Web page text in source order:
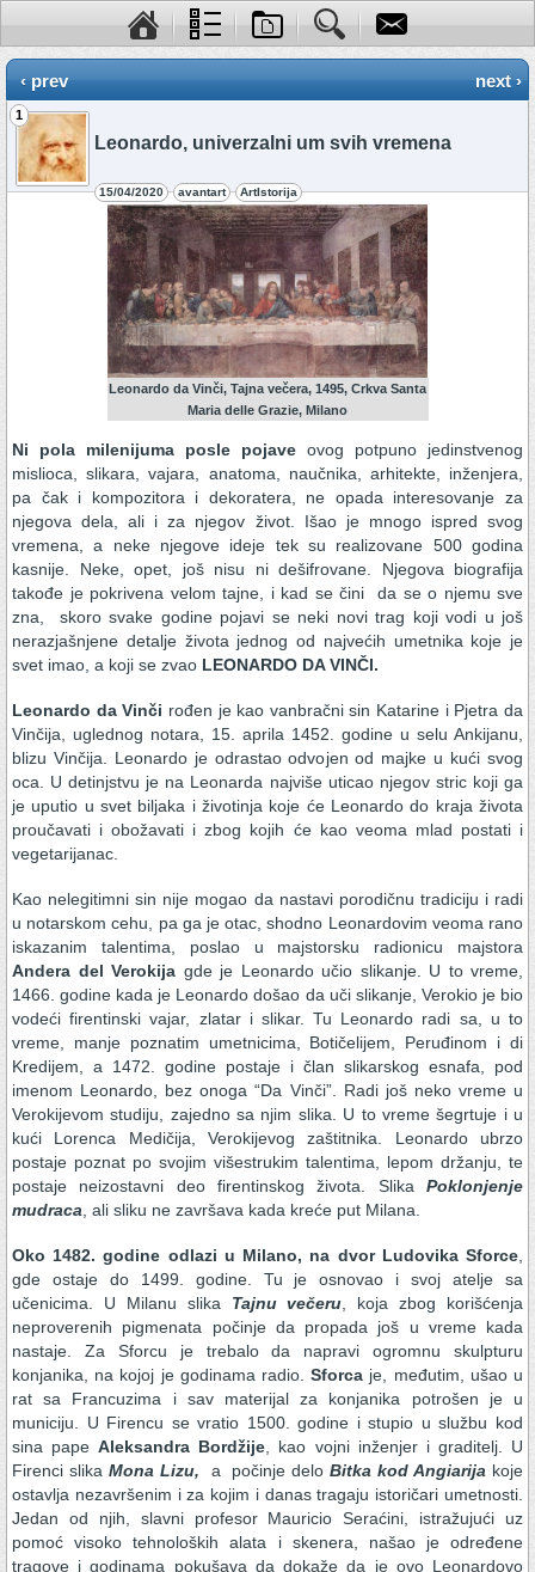
‹ prev next ›
1
Leonardo, univerzalni um svih vremena
15/04/2020 avantart ArtIstorija
Leonardo da Vinči, Tajna večera, 1495, Crkva Santa
Maria delle Grazie, Milano
Ni pola milenijuma posle pojave ovog potpuno jedinstvenog
mislioca, slikara, vajara, anatoma, naučnika, arhitekte, inženjera,
pa čak i kompozitora i dekoratera, ne opada interesovanje za
njegova dela, ali i za njegov život. Išao je mnogo ispred svog
vremena, a neke njegove ideje tek su realizovane 500 godina
kasnije. Neke, opet, još nisu ni dešifrovane. Njegova biografija
takođe je pokrivena velom tajne, i kad se čini da se o njemu sve
zna, skoro svake godine pojavi se neki novi trag koji vodi u još
nerazjašnjene detalje života jednog od najvećih umetnika koje je
svet imao, a koji se zvao LEONARDO DA VINČI.
Leonardo da Vinči rođen je kao vanbračni sin Katarine i Pjetra da
Vinčija, uglednog notara, 15. aprila 1452. godine u selu Ankijanu,
blizu Vinčija. Leonardo je odrastao odvojen od majke u kući svog
oca. U detinjstvu je na Leonarda najviše uticao njegov stric koji ga
je uputio u svet biljaka i životinja koje će Leonardo do kraja života
proučavati i obožavati i zbog kojih će kao veoma mlad postati i
vegetarijanac.
Kao nelegitimni sin nije mogao da nastavi porodičnu tradiciju i radi
u notarskom cehu, pa ga je otac, shodno Leonardovim veoma rano
iskazanim talentima, poslao u majstorsku radionicu majstora
Andera del Verokija gde je Leonardo učio slikanje. U to vreme,
1466. godine kada je Leonardo došao da uči slikanje, Verokio je bio
vodeći firentinski vajar, zlatar i slikar. Tu Leonardo radi sa, u to
vreme, manje poznatim umetnicima, Botičelijem, Peruđinom i di
Kredijem, a 1472. godine postaje i član slikarskog esnafa, pod
imenom Leonardo, bez onoga “Da Vinči”. Radi još neko vreme u
Verokijevom studiju, zajedno sa njim slika. U to vreme šegrtuje i u
kući Lorenca Medičija, Verokijevog zaštitnika. Leonardo ubrzo
postaje poznat po svojim višestrukim talentima, lepom držanju, te
postaje neizostavni deo firentinskog života. Slika Poklonjenje
mudraca , ali sliku ne završava kada kreće put Milana.
Oko 1482. godine odlazi u Milano, na dvor Ludovika Sforce
gde ostaje do 1499. godine. Tu je osnovao i svoj atelje sa
učenicima. U Milanu slika Tajnu večeru , koja zbog korišćenja
neproverenih pigmenata počinje da propada još u vreme kada
nastaje. Za Sforcu je trebalo da napravi ogromnu skulpturu
konjanika, na kojoj je godinama radio.Sforca je, međutim, ušao u
rat sa Francuzima i sav materijal za konjanika potrošen je u
municiju. U Firencu se vratio 1500. godine i stupio u službu kod
sina papeAleksandra Bordžije , kao vojni inženjer i graditelj. U
Firenci slika Mona Lizu, a počinje deloBitka kod Angiarija koje
ostavlja nezavršenim i za kojim i danas tragaju istoričari umetnosti.
Jedan od njih, slavni profesor Mauricio Seraćini, istražujući uz
pomoć visoko tehnoloških alata i skenera, našao je određene
tragove i godinama pokušava da dokaže da je ovo Leonardovo